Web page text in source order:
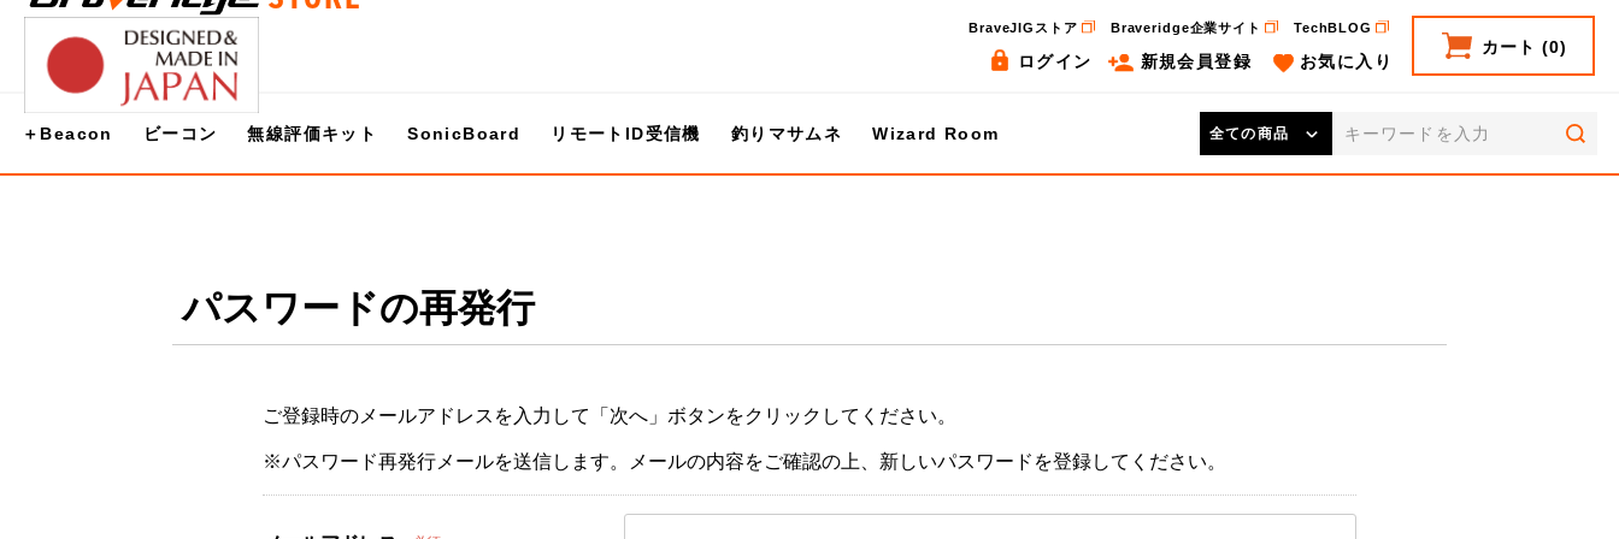
BraveJIGストア Braveridge企業サイト TechBLOG
ログイン 新規会員登録 お気に入り
カート (0)
＋Beacon ビーコン 無線評価キット SonicBoard リモートID受信機 釣りマサムネ Wizard Room
パスワードの再発行
ご登録時のメールアドレスを入力して「次へ」ボタンをクリックしてください。
※パスワード再発行メールを送信します。メールの内容をご確認の上、新しいパスワードを登録してください。